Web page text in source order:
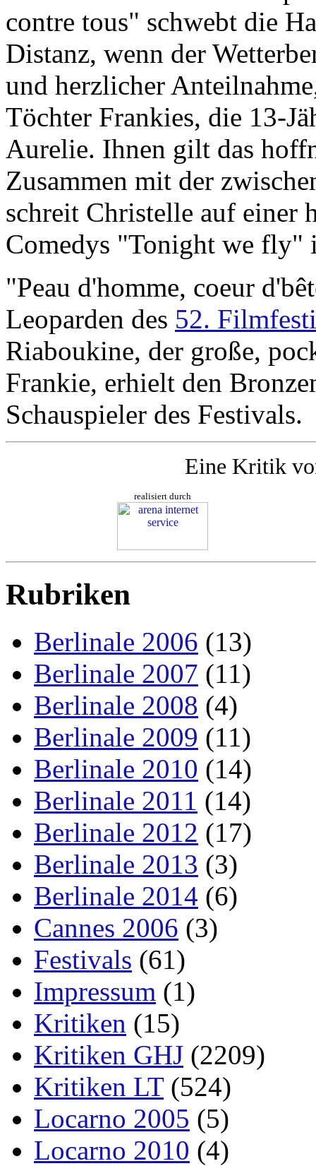
contre tous" schwebt die
Distanz, wenn der
und herzlicher
Töchter Frankies, die 13-
Aurelie. Ihnen gilt das
Zusammen mit der
schreit Christelle auf einer
Comedys "Tonight we fly"
"Peau d'homme, coeur
Leoparden des 52.
Riaboukine, der große,
Frankie, erhielt den
Schauspieler des Festivals.
Eine Kritik
realisiert durch
Rubriken
Berlinale 2006 (13)
Berlinale 2007 (11)
Berlinale 2008 (4)
Berlinale 2009 (11)
Berlinale 2010 (14)
Berlinale 2011 (14)
Berlinale 2012 (17)
Berlinale 2013 (3)
Berlinale 2014 (6)
Cannes 2006 (3)
Festivals (61)
Impressum (1)
Kritiken (15)
Kritiken GHJ (2209)
Kritiken LT(524)
Locarno 2005 (5)
Locarno 2010 (4)